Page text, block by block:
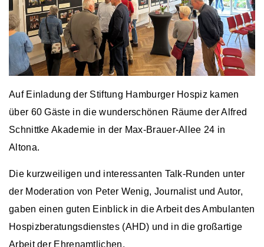
Auf Einladung der Stiftung Hamburger Hospiz kamen
über 60 Gäste in die wunderschönen Räume der Alfred
Schnittke Akademie in der Max-Brauer-Allee 24 in
Altona.
Die kurzweiligen und interessanten Talk-Runden unter
der Moderation von Peter Wenig, Journalist und Autor,
gaben einen guten Einblick in die Arbeit des Ambulanten
Hospizberatungsdienstes (AHD) und in die großartige
Arbeit der Ehrenamtlichen.